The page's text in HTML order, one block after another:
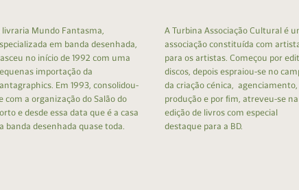
livraria Mundo Fantasma,
em banda desenhada,
no início de 1992 com uma
importação da
Em 1993, consolidou-
com a organização do Salão do
e desde essa data que é a casa
banda desenhada quase toda.
A Turbina Associação Cultural é
associação constituída com
para os artistas. Começou por
discos, depois espraiou-se no
da criação cénica, agenciamento,
produção e por fim, atreveu-se na
edição de livros com especial
destaque para a BD.